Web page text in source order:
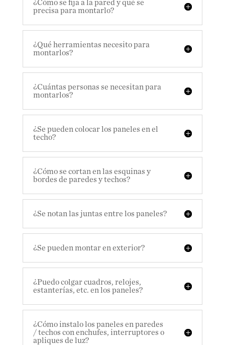
¿Cómo se fija a la pared y qué se
precisa para montarlo?
¿Qué herramientas necesito para
montarlos?
¿Cuántas personas se necesitan para
montarlos?
¿Se pueden colocar los paneles en el
techo?
¿Cómo se cortan en las esquinas y
bordes de paredes y techos?
¿Se notan las juntas entre los paneles?
¿Se pueden montar en exterior?
¿Puedo colgar cuadros, relojes,
estanterías, etc. en los paneles?
¿Cómo instalo los paneles en paredes
/ techos con enchufes, interruptores o
apliques de luz?